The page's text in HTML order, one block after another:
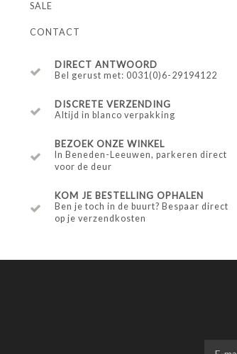
SALE
CONTACT
DIRECT ANTWOORD
Bel gerust met: 0031(0)6-29194122
DISCRETE VERZENDING
Altijd in blanco verpakking
BEZOEK ONZE WINKEL
In Beneden-Leeuwen, parkeren direct
voor de deur
KOM JE BESTELLING OPHALEN
Ben je toch in de buurt? Bespaar direct
op je verzendkosten